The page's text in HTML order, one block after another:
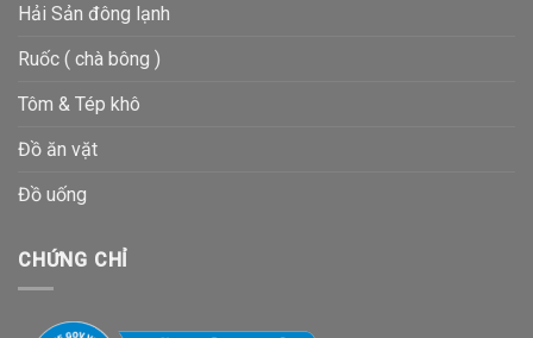
Hải Sản đông lạnh
Ruốc ( chà bông )
Tôm & Tép khô
Đồ ăn vặt
Đồ uống
CHỨNG CHỈ